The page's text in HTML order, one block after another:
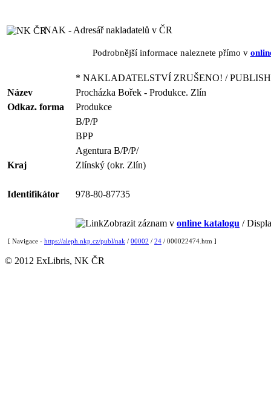
NAK - Adresář nakladatelů v ČR
Podrobnější informace naleznete přímo v
* NAKLADATELSTVÍ ZRUŠENO! /
Název
Procházka Bořek - Produkce. Zlín
Odkaz. forma
Produkce
B/P/P
BPP
Agentura B/P/P/
Kraj
Zlínský (okr. Zlín)
Identifikátor 978-80-87735
Zobrazit záznam v online katalogu /
[ Navigace - https://aleph.nkp.cz/publ/nak / 00002 / 24 / 000022474.htm ]
© 2012 ExLibris, NK ČR